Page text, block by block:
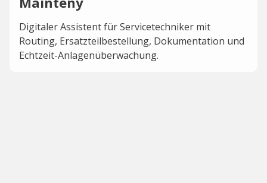
Digitaler Assistent für Servicetechniker mit
Routing, Ersatzteilbestellung, Dokumentation und
Echtzeit-Anlagenüberwachung.